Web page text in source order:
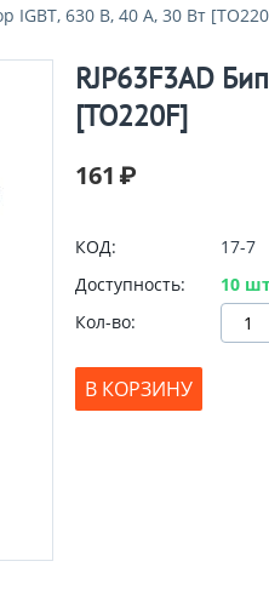
IGBT, 630 В, 40 А, 30 Вт
RJP63F3AD
[TO220F]
161 ₽
КОД:
17-7
Доступность:
10
Кол-во:
В КОРЗИНУ